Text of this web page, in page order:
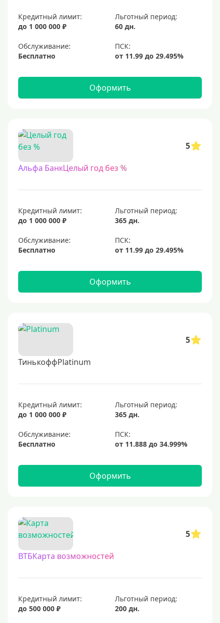
Кредитный лимит:
до 1 000 000 ₽
Льготный период:
60 дн.
Обслуживание:
Бесплатно
Оформить
5
Альфа БанкЦелый год без %
Кредитный лимит:
до 1 000 000 ₽
Льготный период:
365 дн.
Обслуживание:
Бесплатно
Оформить
5
ТинькоффPlatinum
Кредитный лимит:
до 1 000 000 ₽
Льготный период:
365 дн.
Обслуживание:
Бесплатно
Оформить
5
ВТБКарта возможностей
Кредитный лимит:
до 500 000 ₽
Льготный период:
200 дн.